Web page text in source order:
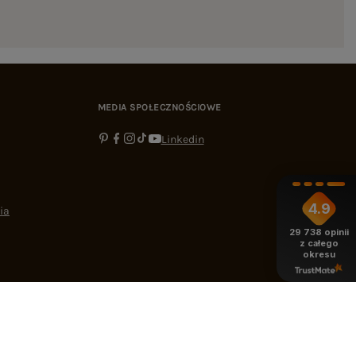
MEDIA SPOŁECZNOŚCIOWE
Linkedin
4.9
29 738 opinii
z całego
okresu